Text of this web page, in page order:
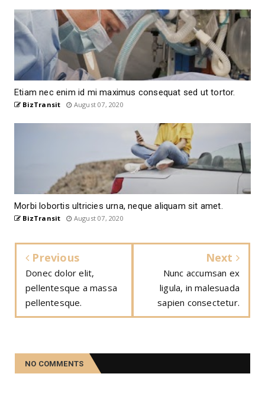
Etiam nec enim id mi maximus consequat sed ut tortor.
BizTransit August 07, 2020
Morbi lobortis ultricies urna, neque aliquam sit amet.
BizTransit August 07, 2020
Previous
Donec dolor elit,
pellentesque a massa
pellentesque.
Next
Nunc accumsan ex
ligula, in malesuada
sapien consectetur.
NO COMMENTS